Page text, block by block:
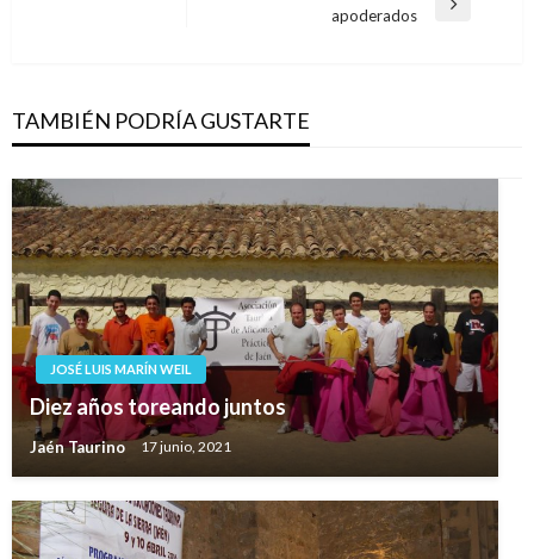
apoderados
TAMBIÉN PODRÍA GUSTARTE
JOSÉ LUIS MARÍN WEIL
Diez años toreando juntos
Jaén Taurino 17 junio, 2021